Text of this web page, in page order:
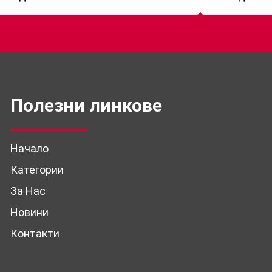
Полезни линкове
Начало
Категории
За Нас
Новини
Контакти